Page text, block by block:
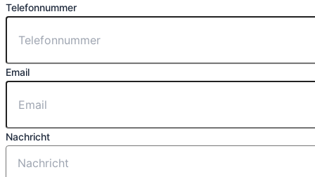
Telefonnummer
Email
Nachricht